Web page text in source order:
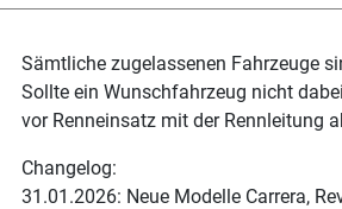
Sämtliche zugelassenen Fahrzeuge
Sollte ein Wunschfahrzeug nicht
vor Renneinsatz mit der Rennleitung
Changelog:
31.01.2026: Neue Modelle Carrera,